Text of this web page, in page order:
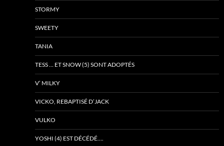
STORMY
SWEETY
TANIA
TESS … ET SNOW (5) SONT ADOPTÉS
V’ MILKY
VICKO, REBAPTISÉ D’JACK
VULKO
YOSHI (4) EST DÉCÉDÉ….